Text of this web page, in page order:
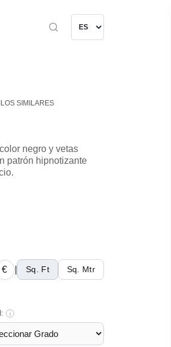
SIMILARES
negro y vetas
patrón hipnotizante
€ Sq. Ft Sq. Mtr
i